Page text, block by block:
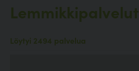
Lemmikkipalvelut
Löytyi 2494 palvelua